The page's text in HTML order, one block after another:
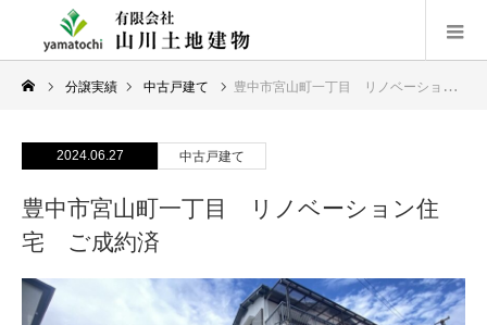
分譲実績 中古戸建て 豊中市宮山町一丁目 リノベーション住宅 ご成約済
2024.06.27 中古戸建て
豊中市宮山町一丁目 リノベーション住
宅 ご成約済